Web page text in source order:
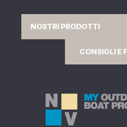
NOSTRI PRODOTTI
CONSIGLI E